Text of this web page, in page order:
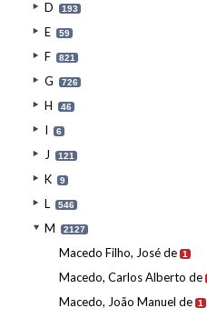
D 193
E 59
F 821
G 726
H 46
I 6
J 121
K 9
L 546
M 2127
Macedo Filho, José de 1
Macedo, Carlos Alberto de
Macedo, João Manuel de 1